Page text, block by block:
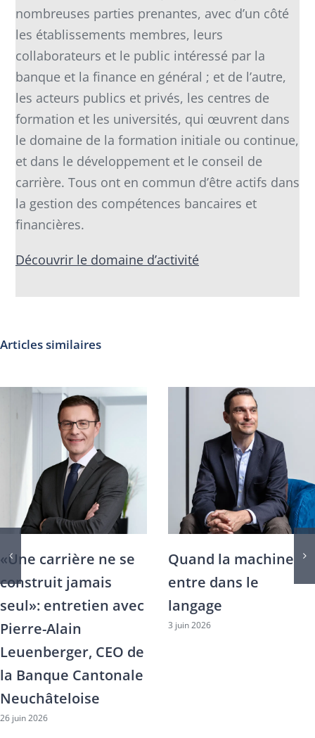
nombreuses parties prenantes, avec d’un côté
les établissements membres, leurs
collaborateurs et le public intéressé par la
banque et la finance en général ; et de l’autre,
les acteurs publics et privés, les centres de
formation et les universités, qui œuvrent dans
le domaine de la formation initiale ou continue,
et dans le développement et le conseil de
carrière. Tous ont en commun d’être actifs dans
la gestion des compétences bancaires et
financières.
Découvrir le domaine d’activité
Articles similaires
Au cœur du Groupe
Crédit Agricole, le
parcours de Fabrice
Bouffet jusqu’à la
Direction générale
de CA next bank en
Suisse
13 mai 2026
IA générative: ce
la recherche dit déjà
du travail
28 avril 2026